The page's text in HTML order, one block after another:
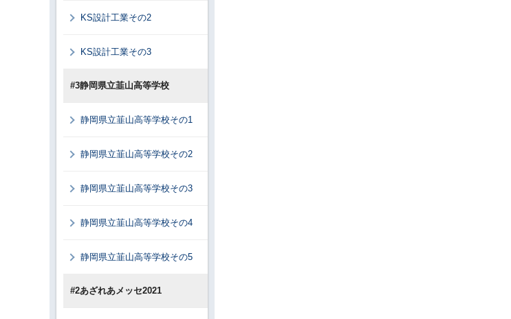
KS設計工業その2
KS設計工業その3
#3静岡県立韮山高等学校
静岡県立韮山高等学校その1
静岡県立韮山高等学校その2
静岡県立韮山高等学校その3
静岡県立韮山高等学校その4
静岡県立韮山高等学校その5
#2あざれあメッセ2021